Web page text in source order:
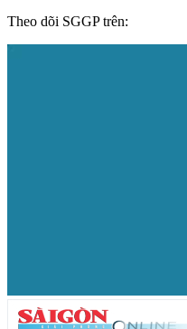
Theo dõi SGGP trên: